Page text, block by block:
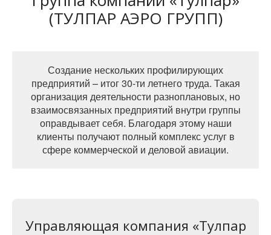
(ТУЛПАР АЭРО ГРУПП)
Создание нескольких профилирующих
предприятий – итог 30-ти летнего труда. Такая
организация деятельности разноплановых, но
взаимосвязанных предприятий внутри группы
оправдывает себя. Благодаря этому наши
клиенты получают полный комплекс услуг в
сфере коммерческой и деловой авиации.
Управляющая компания «Тулпар